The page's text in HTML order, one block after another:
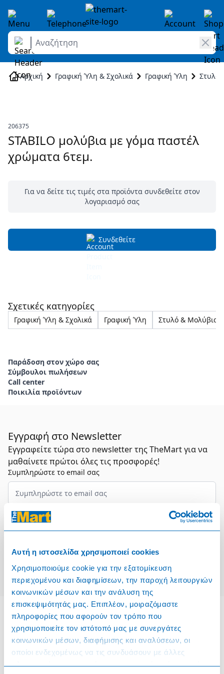
Αυτή η ιστοσελίδα χρησιμοποιεί cookies
Χρησιμοποιούμε cookie για την εξατομίκευση
περιεχομένου και διαφημίσεων, την παροχή λειτουργιών
κοινωνικών μέσων και την ανάλυση της
επισκεψιμότητάς μας. Επιπλέον, μοιραζόμαστε
πληροφορίες που αφορούν τον τρόπο που
χρησιμοποιείτε τον ιστότοπό μας με συνεργάτες
κοινωνικών μέσων, διαφήμισης και αναλύσεων, οι
οποίοι ενδεχομένως να τις συνδυάσουν με άλλες
πληροφορίες που τους έχετε παραχωρήσει ή τις οποίες
Skip to Content
Αναζήτηση
Αρχική Γραφική Ύλη & Σχολικά Γραφική Ύλη Στυλό
206375
STABILO μολύβια με γόμα παστέλ
χρώματα 6τεμ.
Για να δείτε τις τιμές στα προϊόντα συνδεθείτε στον
λογαριασμό σας
Συνδεθείτε
Σχετικές κατηγορίες
Γραφική Ύλη & Σχολικά Γραφική Ύλη Στυλό & Μολύβια
Παράδοση στον χώρο σας
Σύμβουλοι πωλήσεων
Call center
Ποικιλία προϊόντων
Εγγραφή στο Newsletter
Εγγραφείτε τώρα στο newsletter της TheMart για να
μαθαίνετε πρώτοι όλες τις προσφορές!
Συμπληρώστε το email σας
Επιλέξτε τον τομέα σας
Πληροφορίες
Όροι & Προϋποθέσεις